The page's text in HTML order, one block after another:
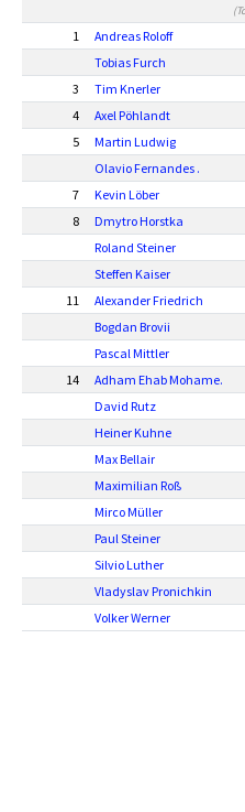
1 Andreas Roloff
Tobias Furch
3
Tim Knerler
4
Axel Pöhlandt
5
Martin Ludwig
Olavio Fernandes .
7
Kevin Löber
8
Dmytro Horstka
Roland Steiner
Steffen Kaiser
11
Alexander Friedrich
Bogdan Brovii
Pascal Mittler
14
Adham Ehab Mohame.
David Rutz
Heiner Kuhne
Max Bellair
Maximilian Roß
Mirco Müller
Paul Steiner
Silvio Luther
Vladyslav Pronichkin
Volker Werner